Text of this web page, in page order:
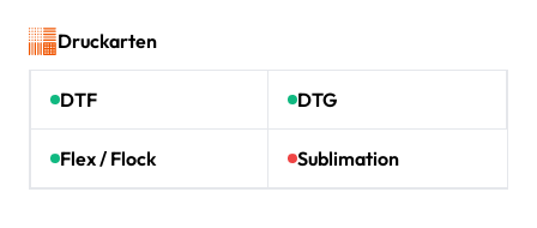
Druckarten
DTF DTG
Flex / Flock Sublimation